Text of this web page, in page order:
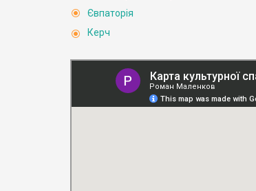
Євпаторія
Керч